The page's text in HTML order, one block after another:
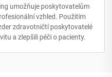
umožňuje poskytovatelům
vzhled. Použitím
zdravotničtí poskytovatelé
a zlepšili péči o pacienty.